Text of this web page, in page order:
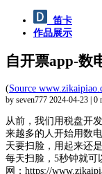
笛卡
作品展示
自开票app-数
(Source
by seven777 2024-04-23 0
从前，我们用税盘开
来越多的人开始用数
天要扫脸，用起来还
每天扫脸，5秒钟就可
网： https://